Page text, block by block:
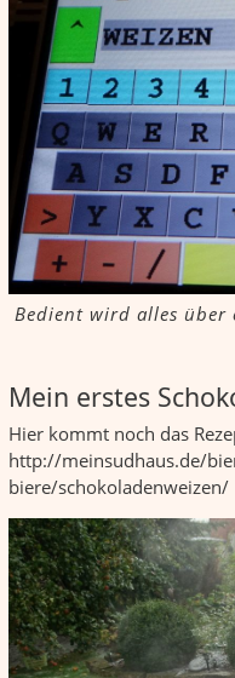
Bedient wird alles über
Mein erstes
Hier kommt noch das
http://meinsudhaus.de/
biere/schokoladenweizen/